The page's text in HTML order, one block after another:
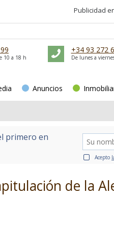
Publicidad
10 a 18 h
+34 93 272
De lunes a
Anuncios
primero en
Acepto
de la